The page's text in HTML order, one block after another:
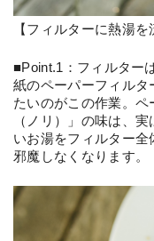
【フィルターに熱湯を
■Point.1：フィルター
紙のペーパーフィルタ
たいのがこの作業。
（ノリ）」の味は、
いお湯をフィルター
邪魔しなくなります。